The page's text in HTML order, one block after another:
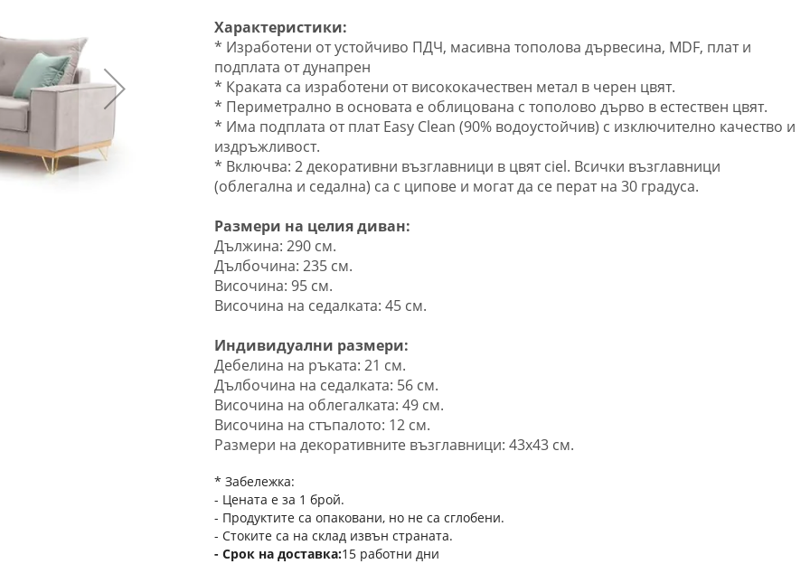
Характеристики:
* Изработени от устойчиво ПДЧ, масивна тополова дървесина, MDF, плат и
подплата от дунапрен
* Краката са изработени от висококачествен метал в черен цвят.
* Периметрално в основата е облицована с тополово дърво в естествен цвят.
* Има подплата от плат Easy Clean (90% водоустойчив) с изключително качество и
издръжливост.
* Включва: 2 декоративни възглавници в цвят ciel. Всички възглавници
(облегална и седална) са с ципове и могат да се перат на 30 градуса.
Размери на целия диван:
Дължина: 290 см.
Дълбочина: 235 см.
Височина: 95 см.
Височина на седалката: 45 см.
Индивидуални размери:
Дебелина на ръката: 21 см.
Дълбочина на седалката: 56 см.
Височина на облегалката: 49 см.
Височина на стъпалото: 12 см.
Размери на декоративните възглавници: 43x43 см.
* Забележка:
- Цената е за 1 брой.
- Продуктите са опаковани, но не са сглобени.
- Стоките са на склад извън страната.
Срок на доставка 15 работни дни